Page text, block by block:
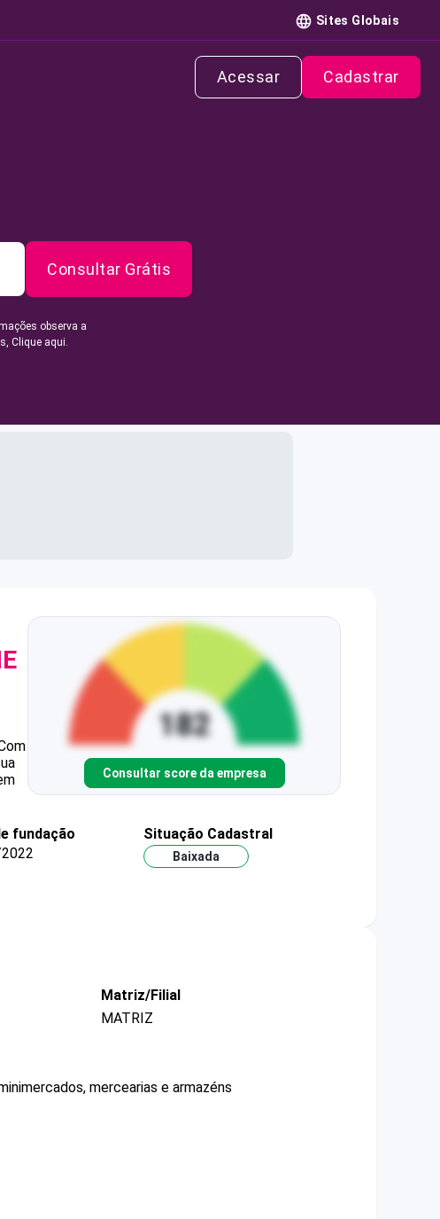
Sites Globais
Acessar Cadastrar
Consultar Grátis
observa a
Clique aqui.
Consultar score da empresa
fundação
Situação Cadastral
Baixada
Matriz/Filial
MATRIZ
mercearias e armazéns